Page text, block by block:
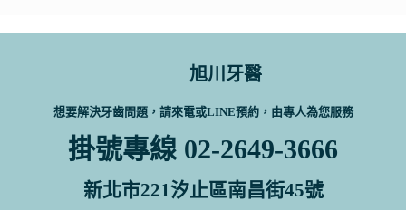
旭川牙醫
想要解決牙齒問題，請來電或LINE預約，由專人為您服務
掛號專線 02-2649-3666
新北市221汐止區南昌街45號